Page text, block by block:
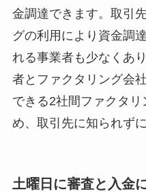
金調達できます。取引
グの利用により資金調
れる事業者も少なくあ
者とファクタリング会
できる2社間ファクタ
め、取引先に知られず
土曜日に審査と入金